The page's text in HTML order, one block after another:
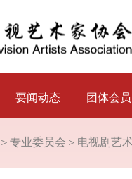
要闻动态 团体会员
＞ 专业委员会 ＞ 电视剧艺